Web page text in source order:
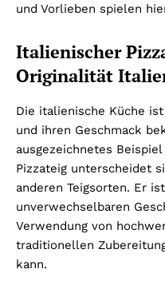
und Vorlieben spielen
Italienischer
Originalität
Die italienische Küche
und ihren Geschmack
ausgezeichnetes
Pizzateig unterscheidet
anderen Teigsorten. Er
unverwechselbaren
Verwendung von
traditionellen
kann.